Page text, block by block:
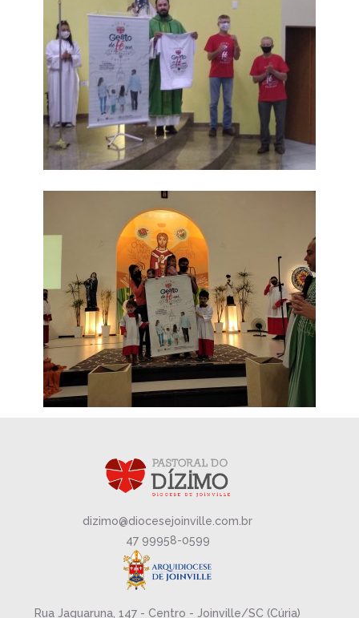
dizimo@diocesejoinville.com.br
47 99958-0599
Rua Jaguaruna, 147 - Centro - Joinville/SC (Cúria)